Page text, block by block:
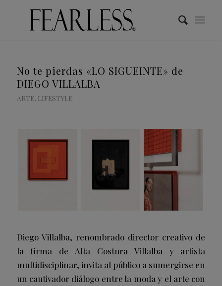
No te pierdas «LO SIGUEINTE» de
DIEGO VILLALBA
ARTE, LIFESTYLE
Diego Villalba, renombrado director creativo de
la firma de Alta Costura Villalba y artista
multidisciplinar, invita al público a sumergirse en
un cautivador diálogo entre la moda y el arte con